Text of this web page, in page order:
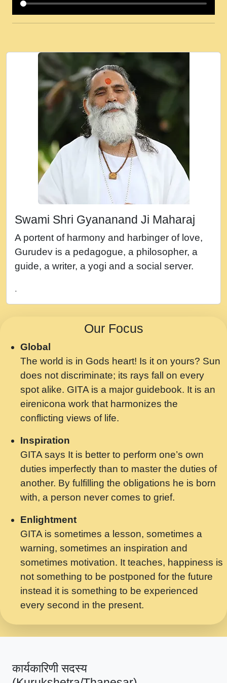
कई पकड क मर हथ र मह वदवन पहच दय! मह जन
Ki - Krishna Bhajan - New Bhajan 2020
#Ishwar Bhakti.mp3
जब से गीता ज्ञान पाया मैं बड़ी मस्ती में हूँ । 2018 -
Rishikesh - Ratan Ji Rasik.mp3
तन हल दल द सनव मड उतत सर रख क, नल रव त
गल लग जव त सर उतत हथ रख द!.mp3
तू कर प्रीतम से प्रीत, यूहीं दिन बीतते जाते हैं ।
2018 - Rishikesh - Swami Gyananand Ji
Maharaj.mp3
न म गवद गपल गद फर, पयर महन न रझद फर! shri
नह भरस रह लडडल... अपन खट करम क !!!! मह दद
सहर चरण क .....mp3
बगड नसब कसन सवर तर बगर Shri ravinandan
shastri ji maharaj.mp3
Chahe Ram Ho Chahe Shyam Ho.mp3
मझ अपन जवन बनन न आय, रठ हर क मनन न आय
Shri ravinandan shastri ji maharaj.mp3
मन अशांत मंत्र जाप - गीता प्रेरणा -Swami
Gyananand Ji Maharaj.mp3
मन बध लय परम वल कगन Special Shyam
Saawariya.mp3
मर गनय न अपरध लडडल शर रध.... Shri
ravinandan shastri ji maharaj.mp3
मेरे मन हरी का ध्यान लगा - भजन भाव - 2018 -
Rishikesh - Swami Gyananand Ji
Maharaj.mp3
यह हसरत तलब ह नकज कमर Yahi Hasraten
Talab Hai Bhav Pravah #bhajan.mp3
लडल ज बल ल क ज न लग Sadhvi Purnima Ji
7.9.2021 जवल नगर दलल #बसर.mp3
सख भ मझ पयर ह दख भ मझ पयर ह!छड म कस दत
सपरहट भजन 2021 - तर अखय ह जद भर बहर ज म
सपरहट शयम भजन - जय जय शयम जय जय शयम
Swami Shri Gyananand Ji Maharaj
A portent of harmony and harbinger of love,
Gurudev is a pedagogue, a philosopher, a
guide, a writer, a yogi and a social server.
.
Our Focus
Global
The world is in Gods heart! Is it on yours? Sun
does not discriminate; its rays fall on every
spot alike. GITA is a major guidebook. It is an
eirenicona work that harmonizes the
conflicting views of life.
Inspiration
GITA says It is better to perform one’s own
duties imperfectly than to master the duties of
another. By fulfilling the obligations he is born
with, a person never comes to grief.
Enlightment
GITA is sometimes a lesson, sometimes a
warning, sometimes an inspiration and
sometimes motivation. It teaches, happiness is
not something to be postponed for the future
instead it is something to be experienced
every second in the present.
कार्यकारिणी सदस्य